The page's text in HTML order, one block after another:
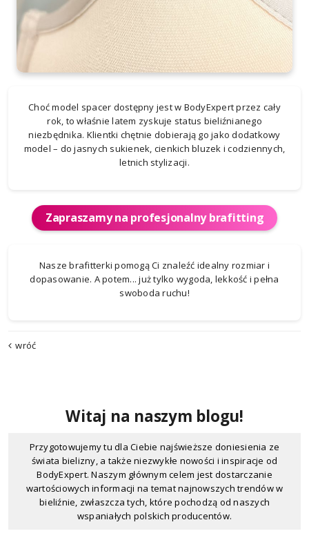
Choć model spacer dostępny jest w BodyExpert przez cały
rok, to właśnie latem zyskuje status bieliźnianego
niezbędnika. Klientki chętnie dobierają go jako dodatkowy
model – do jasnych sukienek, cienkich bluzek i codziennych,
letnich stylizacji.
Zapraszamy na profesjonalny brafitting
Naszebrafitterkipomogą Ci znaleźć idealny rozmiar i
dopasowanie. A potem... już tylko wygoda, lekkość i pełna
swoboda ruchu!
wróć
Witaj na naszym blogu!
Przygotowujemy tu dla Ciebie najświeższe doniesienia ze
świata bielizny, a także niezwykłe nowości i inspiracje od
BodyExpert. Naszym głównym celem jest dostarczanie
wartościowych informacji na temat najnowszych trendów w
bieliźnie, zwłaszcza tych, które pochodzą od naszych
wspaniałych polskich producentów.